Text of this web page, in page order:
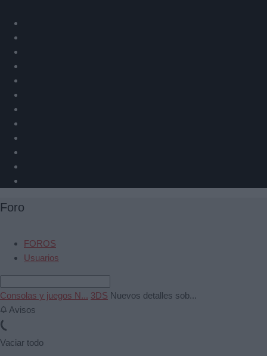
Foro
FOROS
Usuarios
Consolas y juegos N... 3DS Nuevos detalles sob...
Avisos
Vaciar todo